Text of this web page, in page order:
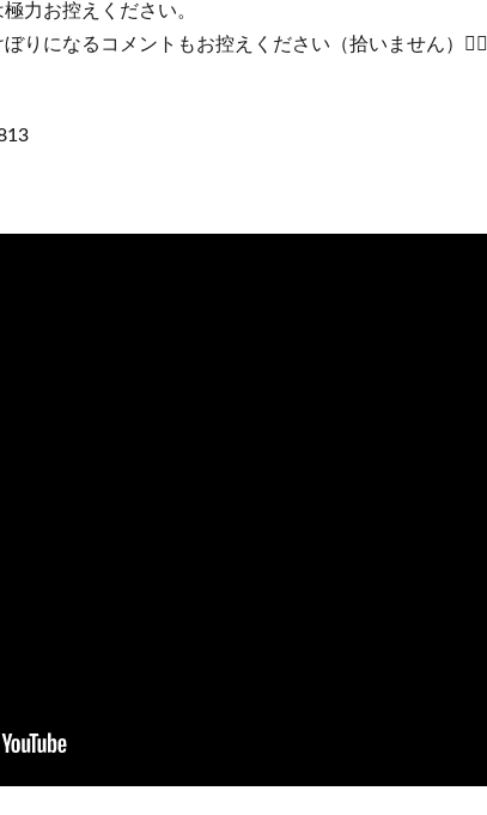
力お控えください。
りになるコメントもお控えください（拾いません）🙇‍♂️